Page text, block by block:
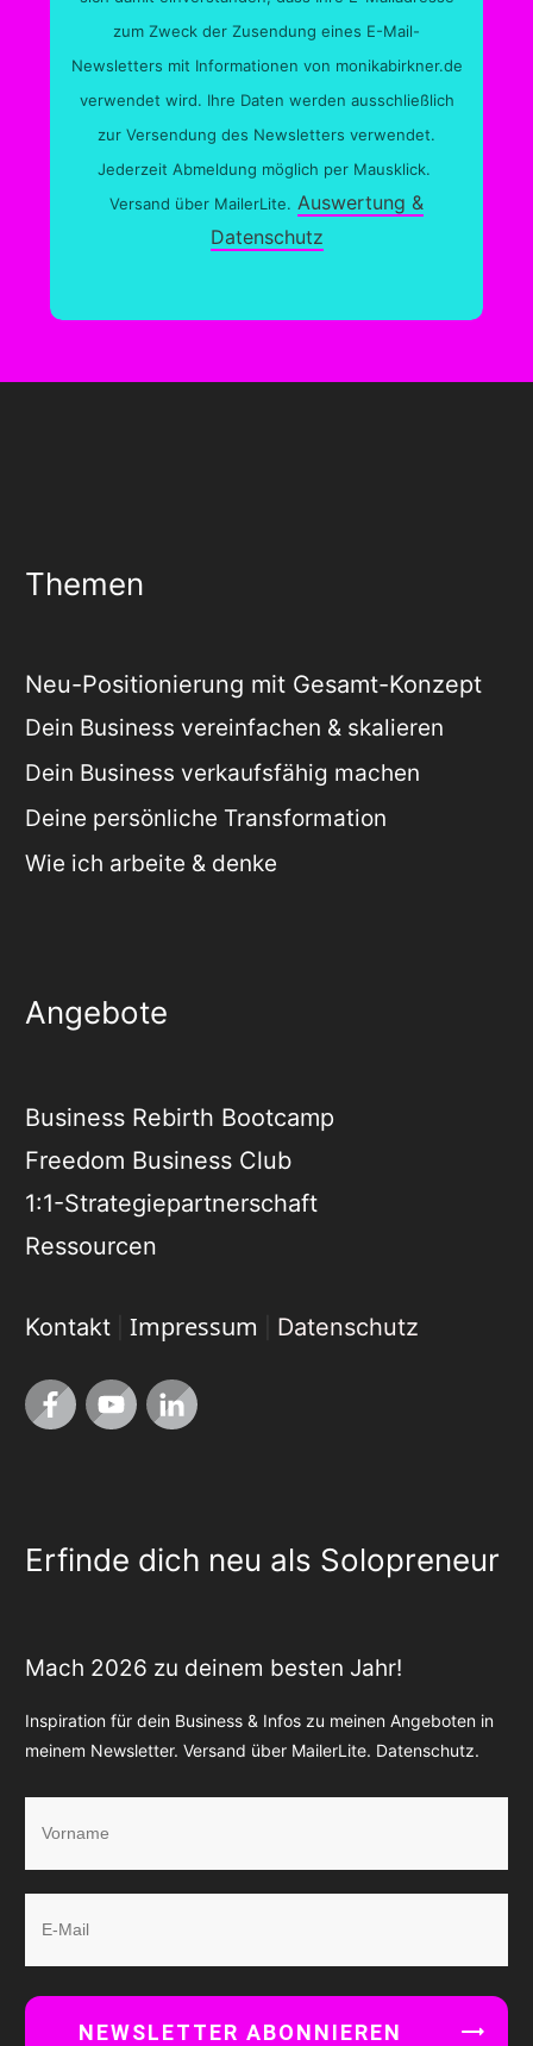
zum Zweck der Zusendung eines E-Mail-
Newsletters mit Informationen von monikabirkner.de
verwendet wird. Ihre Daten werden ausschließlich
zur Versendung des Newsletters verwendet.
Jederzeit Abmeldung möglich per Mausklick.
Versand über MailerLite. Auswertung &
Datenschutz
Themen
Neu-Positionierung mit Gesamt-Konzept
Dein Business vereinfachen & skalieren
Dein Business verkaufsfähig machen
Deine persönliche Transformation
Wie ich arbeite & denke
Angebote
Business Rebirth Bootcamp
Freedom Business Club
1:1-Strategiepartnerschaft
Ressourcen
Kontakt Impressum Datenschutz
Erfinde dich neu als Solopreneur
Mach 2026 zu deinem besten Jahr!
Inspiration für dein Business & Infos zu meinen Angeboten in
meinem Newsletter. Versand über MailerLite. Datenschutz.
NEWSLETTER ABONNIEREN